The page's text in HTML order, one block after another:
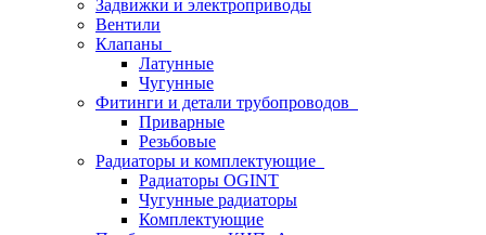
Задвижки и электроприводы
Вентили
Клапаны
Латунные
Чугунные
Фитинги и детали трубопроводов
Приварные
Резьбовые
Радиаторы и комплектующие
Радиаторы OGINT
Чугунные радиаторы
Комплектующие